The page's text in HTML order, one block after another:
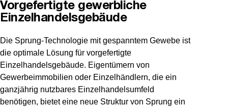
Vorgefertigte gewerbliche
Einzelhandelsgebäude
Die Sprung-Technologie mit gespanntem Gewebe ist
die optimale Lösung für vorgefertigte
Einzelhandelsgebäude. Eigentümern von
Gewerbeimmobilien oder Einzelhändlern, die ein
ganzjährig nutzbares Einzelhandelsumfeld
benötigen, bietet eine neue Struktur von Sprung ein